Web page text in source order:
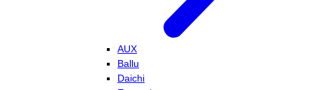
AUX
Ballu
Daichi